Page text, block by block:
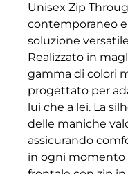
Unisex Zip
contemporaneo
soluzione
Realizzato in
gamma di colori
progettato per
lui che a lei. La
delle maniche
assicurando
in ogni momento